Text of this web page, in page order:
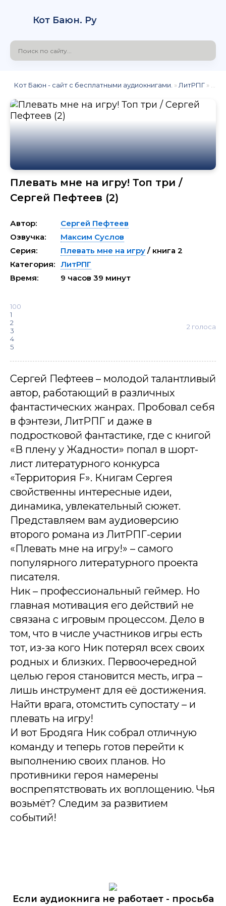
Кот Баюн. Ру
Кот Баюн - сайт с бесплатными аудиокнигами. » ЛитРПГ » Плевать мне на игру! Топ три / Сергей Пефтеев (2)
Плевать мне на игру! Топ три /
Сергей Пефтеев (2)
Автор:
Сергей Пефтеев
Озвучка:
Максим Суслов
Серия:
Плевать мне на игру / книга 2
Категория: ЛитРПГ
Время:
9 часов 39 минут
100
1
2
3
4
5
2 голоса
Сергей Пефтеев – молодой талантливый
автор, работающий в различных
фантастических жанрах. Пробовал себя
в фэнтези, ЛитРПГ и даже в
подростковой фантастике, где с книгой
«В плену у Жадности» попал в шорт-
лист литературного конкурса
«Территория F». Книгам Сергея
свойственны интересные идеи,
динамика, увлекательный сюжет.
Представляем вам аудиоверсию
второго романа из ЛитРПГ-серии
«Плевать мне на игру!» – самого
популярного литературного проекта
писателя.
Ник – профессиональный геймер. Но
главная мотивация его действий не
связана с игровым процессом. Дело в
том, что в числе участников игры есть
тот, из-за кого Ник потерял всех своих
родных и близких. Первоочередной
целью героя становится месть, игра –
лишь инструмент для её достижения.
Найти врага, отомстить супостату – и
плевать на игру!
И вот Бродяга Ник собрал отличную
команду и теперь готов перейти к
выполнению своих планов. Но
противники героя намерены
воспрепятствовать их воплощению. Чья
возьмёт? Следим за развитием
событий!
Если аудиокнига не работает - просьба